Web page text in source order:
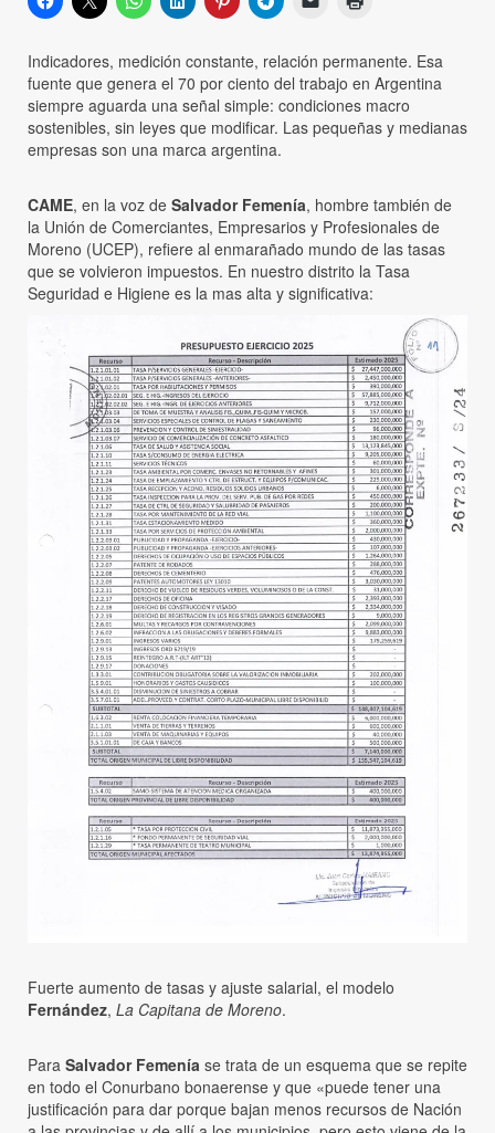
Indicadores, medición constante, relación permanente. Esa
fuente que genera el 70 por ciento del trabajo en Argentina
siempre aguarda una señal simple: condiciones macro
sostenibles, sin leyes que modificar. Las pequeñas y medianas
empresas son una marca argentina.
CAME, en la voz de Salvador Femenía, hombre también de
la Unión de Comerciantes, Empresarios y Profesionales de
Moreno (UCEP), refiere al enmarañado mundo de las tasas
que se volvieron impuestos. En nuestro distrito la Tasa
Seguridad e Higiene es la mas alta y significativa:
Fuerte aumento de tasas y ajuste salarial, el modelo
Fernández, La Capitana de Moreno.
Para Salvador Femenía se trata de un esquema que se repite
en todo el Conurbano bonaerense y que «puede tener una
justificación para dar porque bajan menos recursos de Nación